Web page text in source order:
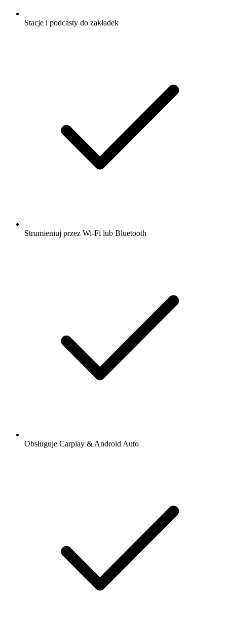
Stacje i podcasty do zakładek
Strumieniuj przez Wi-Fi lub Bluetooth
Obsługuje Carplay & Android Auto